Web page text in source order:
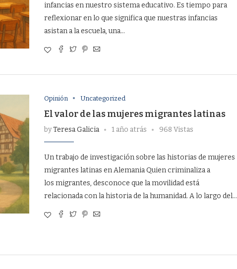
infancias en nuestro sistema educativo. Es tiempo para
reflexionar en lo que significa que nuestras infancias
asistan a la escuela, una…
Opinión Uncategorized
El valor de las mujeres migrantes latinas
byTeresa Galicia 1 año atrás 968 Vistas
Un trabajo de investigación sobre las historias de mujeres
migrantes latinas en Alemania Quien criminaliza a
los migrantes, desconoce que la movilidad está
relacionada con la historia de la humanidad. A lo largo del…